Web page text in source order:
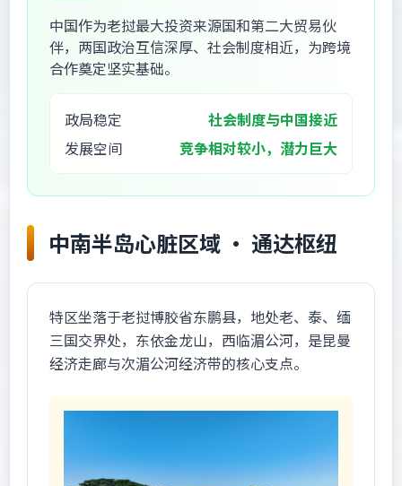
中国作为老挝最大投资来源国和第二大贸易伙
伴，两国政治互信深厚、社会制度相近，为跨境
合作奠定坚实基础。
政局稳定
社会制度与中国接近
发展空间
竞争相对较小，潜力巨大
中南半岛心脏区域 · 通达枢纽
特区坐落于老挝博胶省东鹏县，地处老、泰、缅
三国交界处，东依金龙山，西临湄公河，是昆曼
经济走廊与次湄公河经济带的核心支点。